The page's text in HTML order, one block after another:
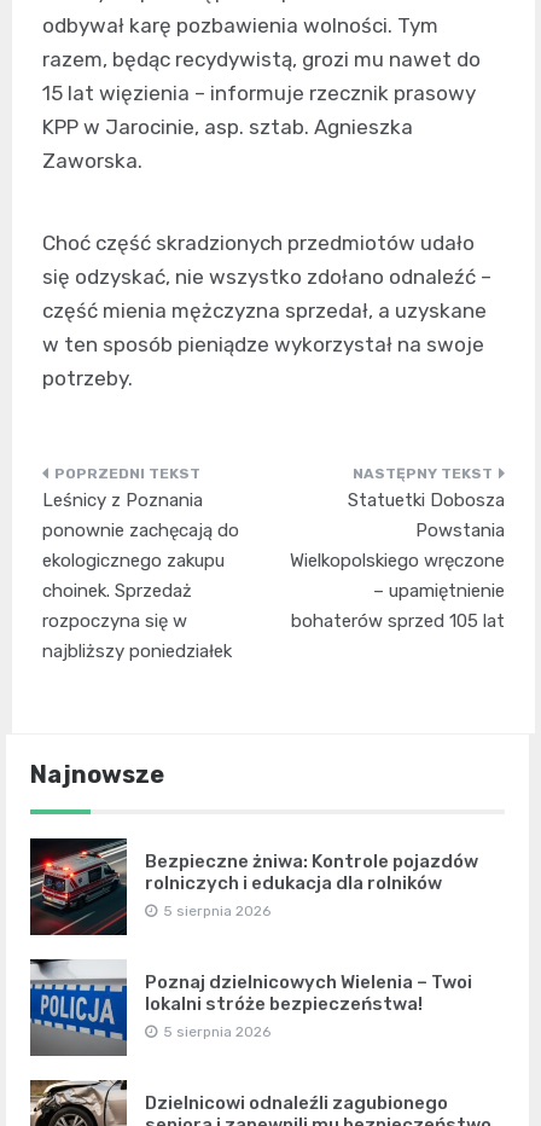
odbywał karę pozbawienia wolności. Tym
razem, będąc recydywistą, grozi mu nawet do
15 lat więzienia – informuje rzecznik prasowy
KPP w Jarocinie, asp. sztab. Agnieszka
Zaworska.
Choć część skradzionych przedmiotów udało
się odzyskać, nie wszystko zdołano odnaleźć –
część mienia mężczyzna sprzedał, a uzyskane
w ten sposób pieniądze wykorzystał na swoje
potrzeby.
Nawigacja
wpisu
Leśnicy z Poznania
ponownie zachęcają do
ekologicznego zakupu
choinek. Sprzedaż
rozpoczyna się w
najbliższy poniedziałek
Statuetki Dobosza
Powstania
Wielkopolskiego wręczone
– upamiętnienie
bohaterów sprzed 105 lat
Najnowsze
Bezpieczne żniwa: Kontrole pojazdów
rolniczych i edukacja dla rolników
5 sierpnia 2026
Poznaj dzielnicowych Wielenia – Twoi
lokalni stróże bezpieczeństwa!
5 sierpnia 2026
Dzielnicowi odnaleźli zagubionego